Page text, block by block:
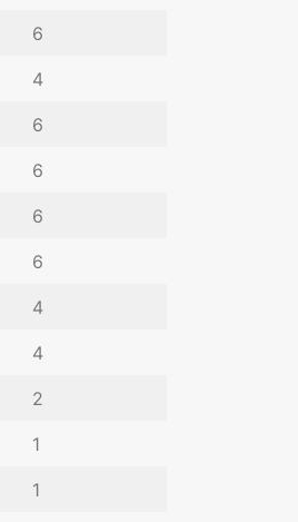
6
4
6
6
6
6
4
4
2
1
1